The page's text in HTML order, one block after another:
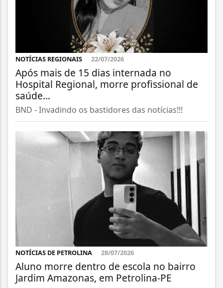
NOTÍCIAS REGIONAIS 22/07/2026
Após mais de 15 dias internada no
Hospital Regional, morre profissional de
saúde...
BND - Invadindo os bastidores das notícias!!!
NOTÍCIAS DE PETROLINA 28/07/2026
Aluno morre dentro de escola no bairro
Jardim Amazonas, em Petrolina-PE